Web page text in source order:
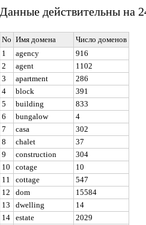
Данные действительны на
No Имя домена
Число доменов
1
agency
916
2
agent
1102
3
apartment
286
4
block
391
5
building
833
6
bungalow
4
7
casa
302
8
chalet
37
9
construction
304
10
cotage
10
11
cottage
547
12
dom
15584
13
dwelling
14
14
estate
2029